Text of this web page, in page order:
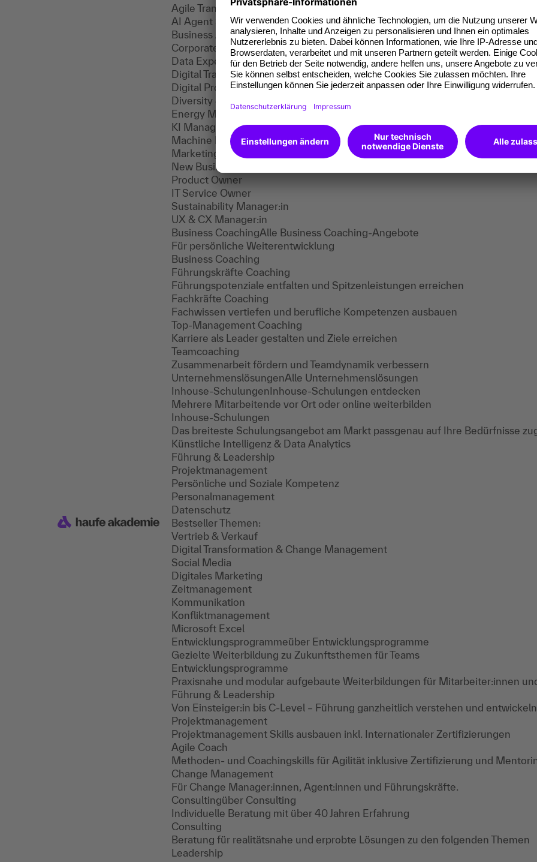
Agile Transformation Manager:in
AI Agent Specialist
Business Automation Manager:in
Corporate Learning Expert
Data Expert
Digital Transformation & Innovation Manager:in
Digital Product Manager:in
Diversity & Inclusion Manager:in
Energy Manager:in
KI Manager:in
Machine Learning Engineer
Marketing & Sales Analyst
New Business and Risk Strategist
Product Owner
IT Service Owner
Sustainability Manager:in
UX & CX Manager:in
Business CoachingAlle Business Coaching-Angebote
Für persönliche Weiterentwicklung
Business Coaching
Führungskräfte Coaching
Führungspotenziale entfalten und Spitzenleistungen erreichen
Fachkräfte Coaching
Fachwissen vertiefen und berufliche Kompetenzen ausbauen
Top-Management Coaching
Karriere als Leader gestalten und Ziele erreichen
Teamcoaching
Zusammenarbeit fördern und Teamdynamik verbessern
UnternehmenslösungenAlle Unternehmenslösungen
Inhouse-SchulungenInhouse-Schulungen entdecken
Mehrere Mitarbeitende vor Ort oder online weiterbilden
Inhouse-Schulungen
Das breiteste Schulungsangebot am Markt passgenau auf Ihre Bedürfnisse
Künstliche Intelligenz & Data Analytics
Führung & Leadership
Projektmanagement
Persönliche und Soziale Kompetenz
Personalmanagement
Datenschutz
Bestseller Themen:
Vertrieb & Verkauf
Digital Transformation & Change Management
Social Media
Digitales Marketing
Zeitmanagement
Kommunikation
Konfliktmanagement
Microsoft Excel
Entwicklungsprogrammeüber Entwicklungsprogramme
Gezielte Weiterbildung zu Zukunftsthemen für Teams
Entwicklungsprogramme
Praxisnahe und modular aufgebaute Weiterbildungen für Mitarbeiter:innen
Führung & Leadership
Von Einsteiger:in bis C-Level – Führung ganzheitlich verstehen und entwickeln
Projektmanagement
Projektmanagement Skills ausbauen inkl. Internationaler Zertifizierungen
Agile Coach
Methoden- und Coachingskills für Agilität inklusive Zertifizierung und
Change Management
Für Change Manager:innen, Agent:innen und Führungskräfte.
Consultingüber Consulting
Individuelle Beratung mit über 40 Jahren Erfahrung
Consulting
Beratung für realitätsnahe und erprobte Lösungen zu den folgenden Themen
Leadership